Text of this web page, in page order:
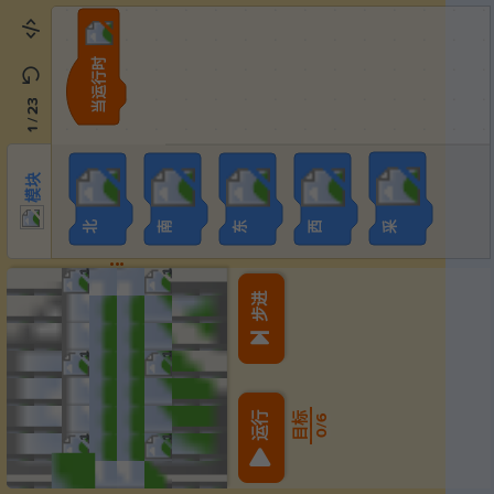
1
1
1
1
1
1
运行
步进
目标 0
/
6
模块
1
/
23
模块
北 南 东 西 采
当运行时